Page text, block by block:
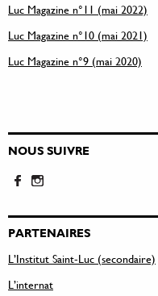
Luc Magazine n°11 (mai 2022)
Luc Magazine n°10 (mai 2021)
Luc Magazine n°9 (mai 2020)
NOUS SUIVRE
PARTENAIRES
L’Institut Saint-Luc (secondaire)
L’internat